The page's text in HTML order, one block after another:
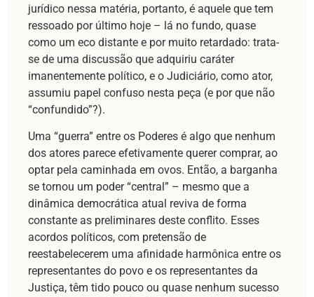
jurídico nessa matéria, portanto, é aquele que tem
ressoado por último hoje – lá no fundo, quase
como um eco distante e por muito retardado: trata-
se de uma discussão que adquiriu caráter
imanentemente político, e o Judiciário, como ator,
assumiu papel confuso nesta peça (e por que não
“confundido”?).
Uma “guerra” entre os Poderes é algo que nenhum
dos atores parece efetivamente querer comprar, ao
optar pela caminhada em ovos. Então, a barganha
se tornou um poder “central” – mesmo que a
dinâmica democrática atual reviva de forma
constante as preliminares deste conflito. Esses
acordos políticos, com pretensão de
reestabelecerem uma afinidade harmônica entre os
representantes do povo e os representantes da
Justiça, têm tido pouco ou quase nenhum sucesso